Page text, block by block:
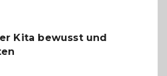
Kita bewusst und